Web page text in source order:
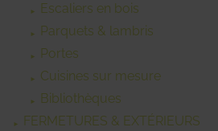
Escaliers en bois
Parquets & lambris
Portes
Cuisines sur mesure
Bibliothèques
FERMETURES & EXTÉRIEURS